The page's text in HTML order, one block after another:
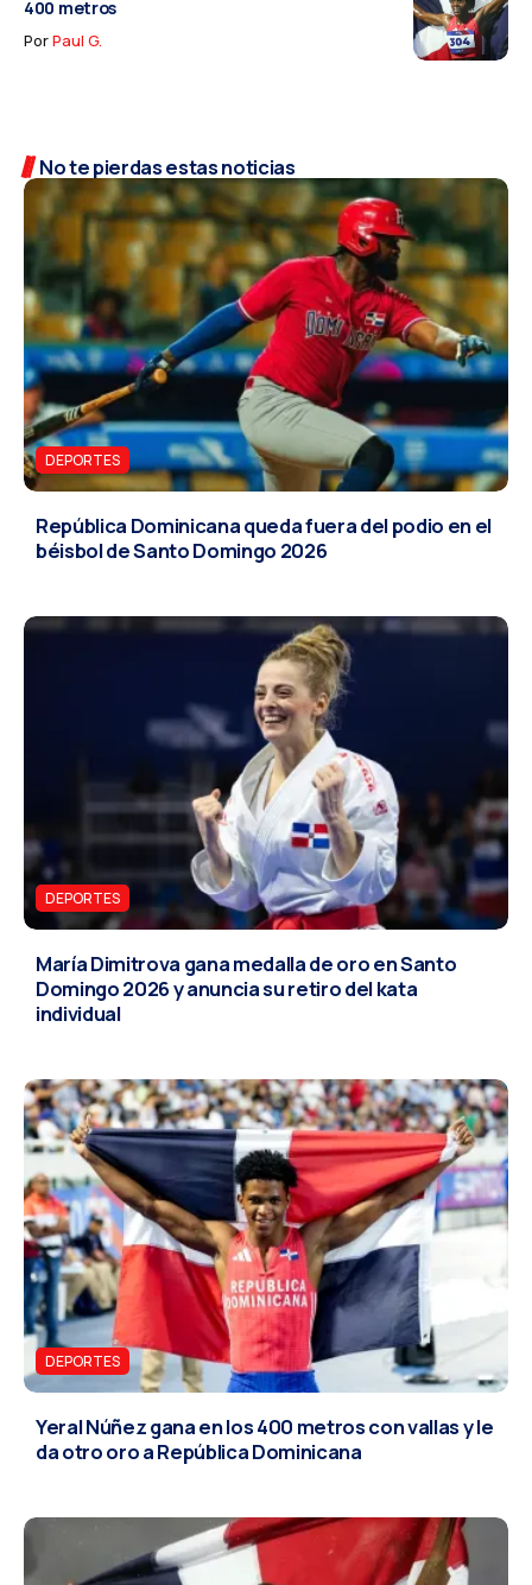
400 metros
PorPaul G.
No te pierdas estas noticias
DEPORTES
República Dominicana queda fuera del podio en el
béisbol de Santo Domingo 2026
DEPORTES
María Dimitrova gana medalla de oro en Santo
Domingo 2026 y anuncia su retiro del kata
individual
DEPORTES
Yeral Núñez gana en los 400 metros con vallas y le
da otro oro a República Dominicana